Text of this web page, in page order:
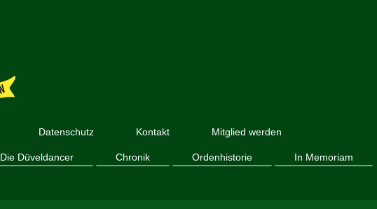
Datenschutz Kontakt Mitglied werden
Die Düveldancer Chronik Ordenhistorie In Memoriam